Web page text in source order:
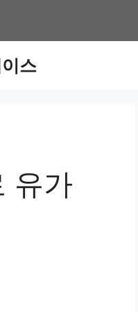
스
유가